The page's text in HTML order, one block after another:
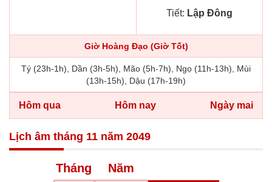
Tiết: Lập Đông
Giờ Hoàng Đạo (Giờ Tốt)
Tý (23h-1h), Dần (3h-5h), Mão (5h-7h), Ngọ (11h-13h), Mùi
(13h-15h), Dậu (17h-19h)
Hôm qua Hôm nay Ngày mai
Lịch âm tháng 11 năm 2049
Tháng Năm